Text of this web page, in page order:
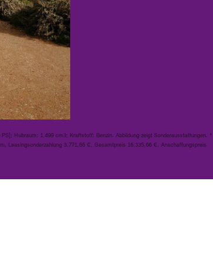
Hubraum: 1.499 cm3; Kraftstoff: Benzin. Abbildung zeigt Sonderausstattungen. *
Leasingsonderzahlung 3.771,66 €, Gesamtpreis 16.335,66 €, Anschaffungspreis